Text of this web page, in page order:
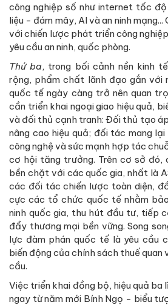
công nghiệp số như internet tốc
liệu - đám mây, AI và an ninh
với chiến lược phát triển công
yêu cầu an ninh, quốc phòng.
Thứ ba, trong bối cảnh nền kinh
rộng, phẩm chất lãnh đạo gắn với
quốc tế ngày càng trở nên quan
cần triển khai ngoại giao hiệu quả,
và đối thủ cạnh tranh: Đối thủ tạo
nâng cao hiệu quả; đối tác mang
công nghệ và sức mạnh hợp tác
cơ hội tăng trưởng. Trên cơ sở đó,
bền chặt với các quốc gia, nhất là
các đối tác chiến lược toàn diện,
cực các tổ chức quốc tế nhằm
ninh quốc gia, thu hút đầu tư, tiếp
đẩy thương mại bền vững. Song
lực đàm phán quốc tế là yêu cầu
biến động của chính sách thuế quan
cầu.
Việc triển khai đồng bộ, hiệu quả
ngay từ năm mới Bính Ngọ - biểu